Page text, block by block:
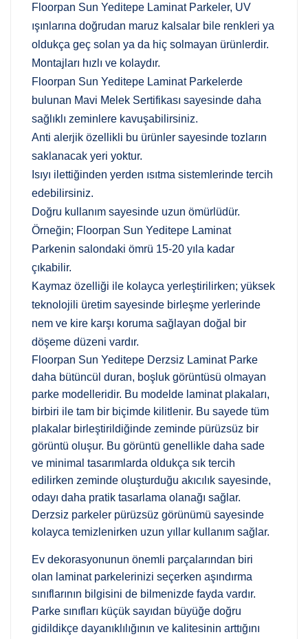
Floorpan Sun Yeditepe Laminat Parkeler, UV
ışınlarına doğrudan maruz kalsalar bile renkleri ya
oldukça geç solan ya da hiç solmayan ürünlerdir.
Montajları hızlı ve kolaydır.
Floorpan Sun Yeditepe Laminat Parkelerde
bulunan Mavi Melek Sertifikası sayesinde daha
sağlıklı zeminlere kavuşabilirsiniz.
Anti alerjik özellikli bu ürünler sayesinde tozların
saklanacak yeri yoktur.
Isıyı ilettiğinden yerden ısıtma sistemlerinde tercih
edebilirsiniz.
Doğru kullanım sayesinde uzun ömürlüdür.
Örneğin; Floorpan Sun Yeditepe Laminat
Parkenin salondaki ömrü 15-20 yıla kadar
çıkabilir.
Kaymaz özelliği ile kolayca yerleştirilirken; yüksek
teknolojili üretim sayesinde birleşme yerlerinde
nem ve kire karşı koruma sağlayan doğal bir
döşeme düzeni vardır.
Floorpan Sun Yeditepe Derzsiz Laminat Parke
daha bütüncül duran, boşluk görüntüsü olmayan
parke modelleridir. Bu modelde laminat plakaları,
birbiri ile tam bir biçimde kilitlenir. Bu sayede tüm
plakalar birleştirildiğinde zeminde pürüzsüz bir
görüntü oluşur. Bu görüntü genellikle daha sade
ve minimal tasarımlarda oldukça sık tercih
edilirken zeminde oluşturduğu akıcılık sayesinde,
odayı daha pratik tasarlama olanağı sağlar.
Derzsiz parkeler pürüzsüz görünümü sayesinde
kolayca temizlenirken uzun yıllar kullanım sağlar.
Ev dekorasyonunun önemli parçalarından biri
olan laminat parkelerinizi seçerken aşındırma
sınıflarının bilgisini de bilmenizde fayda vardır.
Parke sınıfları küçük sayıdan büyüğe doğru
gidildikçe dayanıklılığının ve kalitesinin arttığını